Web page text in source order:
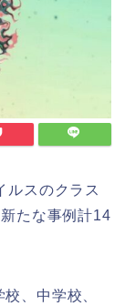
ルスのクラス
たな事例計14
、中学校、